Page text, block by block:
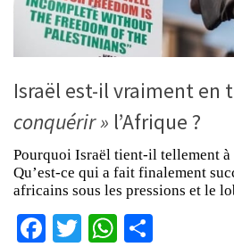
Israël est-il vraiment en
conquérir » l’Afrique ?
Pourquoi Israël tient-il tellement à
Qu’est-ce qui a fait finalement
africains sous les pressions et le
Facebook
TwitterWhatsApp